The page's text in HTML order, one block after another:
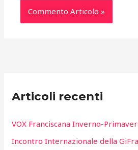
Articoli recenti
VOX Franciscana Inverno-
Incontro Internazionale della